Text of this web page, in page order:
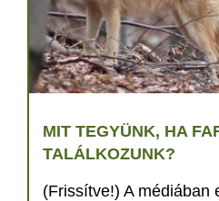
MIT TEGYÜNK, HA
TALÁLKOZUNK?
(Frissítve!) A médiában